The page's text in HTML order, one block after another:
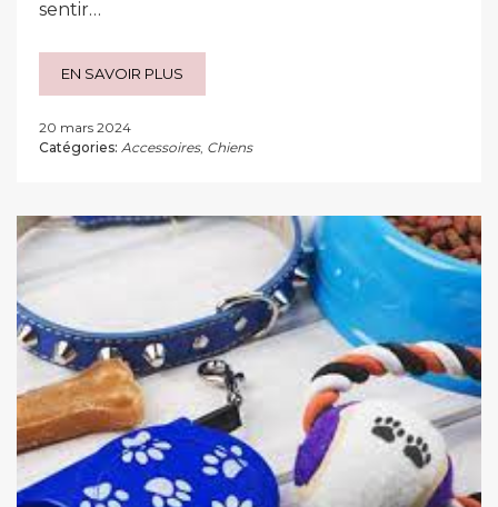
sentir…
EN SAVOIR PLUS
20 mars 2024
Catégories: Accessoires, Chiens